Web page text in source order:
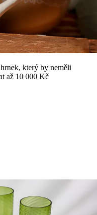
který by neměli
až 10 000 Kč